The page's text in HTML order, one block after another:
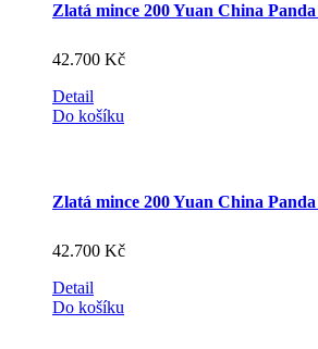
Zlatá mince 200 Yuan China
42.700 Kč
Detail
Do košíku
Zlatá mince 200 Yuan China Panda
42.700 Kč
Detail
Do košíku